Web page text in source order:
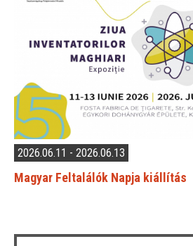
2026.06.11 - 2026.06.13
Magyar Feltalálók Napja kiállítás